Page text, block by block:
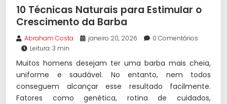
10 Técnicas Naturais para Estimular o
Crescimento da Barba
Abraham Costa janeiro 20, 2026
0 Comentários
Leitura: 3 min
Muitos homens desejam ter uma barba mais cheia,
uniforme e saudável. No entanto, nem todos
conseguem alcançar esse resultado facilmente.
Fatores como genética, rotina de cuidados,